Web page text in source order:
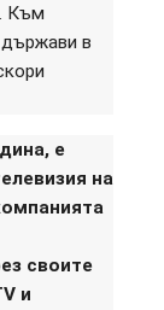
Към
в
е
на
своите
и